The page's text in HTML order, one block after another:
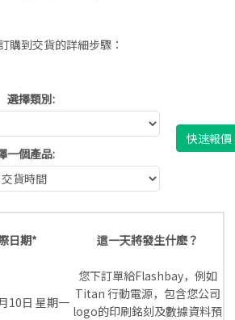
購到交貨的詳細步驟：
選擇類別:
一個產品:
快速報價
日期* 這一天將發生什麽？
10日 星期一
您下訂單給Flashbay，例如
Titan 行動電源，包含您公司
logo的印刷銘刻及數據資料預